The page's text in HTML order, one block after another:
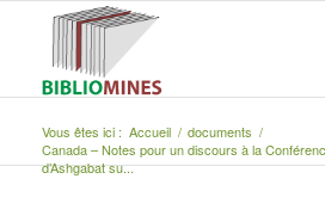
Vous êtes ici : Accueil / documents /
Canada – Notes pour un discours à la
d’Ashgabat su...